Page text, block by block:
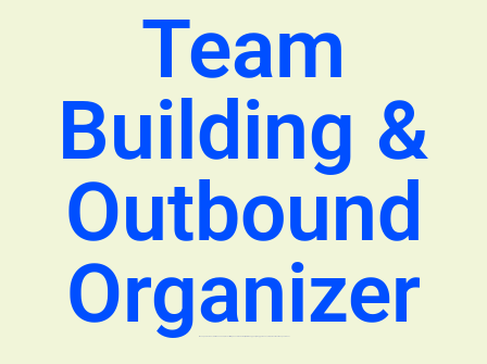
Team
Building &
Outbound
Organizer